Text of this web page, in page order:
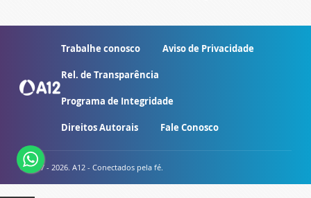
Trabalhe conosco Aviso de Privacidade
Rel. de Transparência
Programa de Integridade
Direitos Autorais Fale Conosco
© 2007 - 2026. A12 - Conectados pela fé.